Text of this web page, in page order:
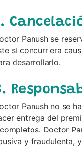
Panush se
si concurriera
desarrollarlo.
Panush no se
entrega del
Doctor
y fraudulenta,